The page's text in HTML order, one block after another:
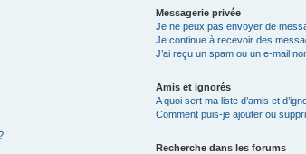
Messagerie privée
Je ne peux pas envoyer de
Je continue à recevoir des
J’ai reçu un spam ou un e-mail
Amis et ignorés
A quoi sert ma liste d’amis et
Comment puis-je ajouter ou
Recherche dans les forums